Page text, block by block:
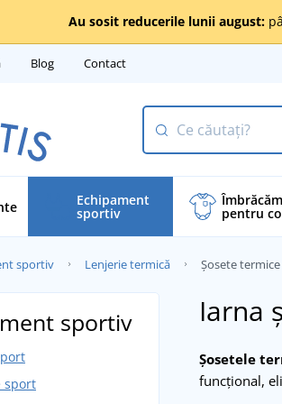
Au sosit reducerile lunii august:
Blog Contact
Echipament
sportiv pentru
sportiv Lenjerie termică Șosete termice
Iarna
Șosetele
funcțional,
sportiv
sport
sport